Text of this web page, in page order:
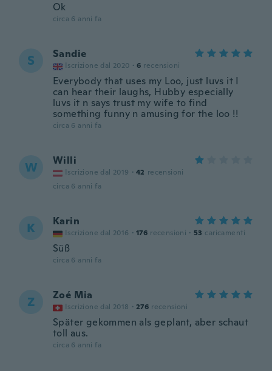
Ok
circa 6 anni fa
S Sandie
Iscrizione dal 2020 · 6 recensioni
Everybody that uses my Loo, just luvs it I
can hear their laughs, Hubby especially
luvs it n says trust my wife to find
something funny n amusing for the loo !!
circa 6 anni fa
W Willi
Iscrizione dal 2019 · 42 recensioni
circa 6 anni fa
K Karin
Iscrizione dal 2016 · 176 recensioni · 53 caricamenti
Süß
circa 6 anni fa
Z Zoé Mia
Iscrizione dal 2018 · 276 recensioni
Später gekommen als geplant, aber schaut
toll aus.
circa 6 anni fa